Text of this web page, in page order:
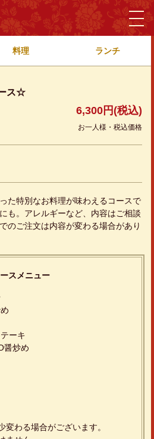
料理 ランチ
ス☆
6,300円 (税込)
お一人様・税込価格
た特別なお料理が味わえるコースで
も。アレルギーなど、内容はご相談
のご注文は内容が変わる場合があり
スメニュー
ーキ
醤炒め
わる場合がございます。